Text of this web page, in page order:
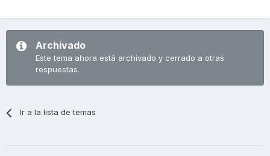
Archivado
Este tema ahora está archivado y cerrado a otras
respuestas.
Ir a la lista de temas